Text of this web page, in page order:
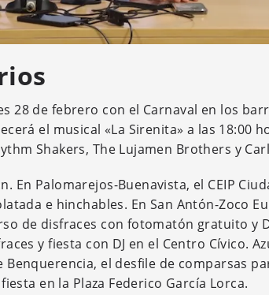
28 de febrero con el Carnaval en los
el musical «La Sirenita» a las 18:00
Shakers, The Lujamen Brothers y
Palomarejos-Buenavista, el CEIP
e hinchables. En San Antón-Zoco
de disfraces con fotomatón gratuito y
y fiesta con DJ en el Centro Cívico.
el desfile de comparsas
en la Plaza Federico García Lorca.